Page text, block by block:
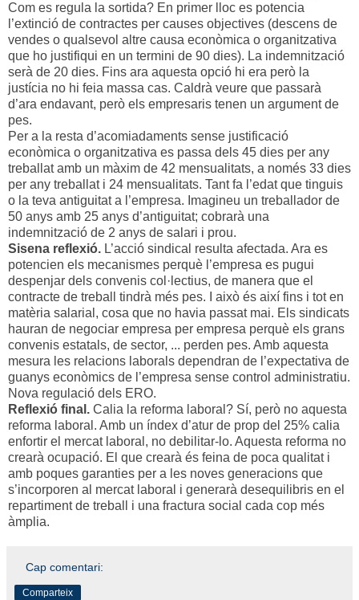
Com es regula la sortida? En primer lloc es potencia
l’extinció de contractes per causes objectives (descens de
vendes o qualsevol altre causa econòmica o organitzativa
que ho justifiqui en un termini de 90 dies). La indemnització
serà de 20 dies. Fins ara aquesta opció hi era però la
justícia no hi feia massa cas. Caldrà veure que passarà
d’ara endavant, però els empresaris tenen un argument de
pes.
Per a la resta d’acomiadaments sense justificació
econòmica o organitzativa es passa dels 45 dies per any
treballat amb un màxim de 42 mensualitats, a només 33 dies
per any treballat i 24 mensualitats. Tant fa l’edat que tinguis
o la teva antiguitat a l’empresa. Imagineu un treballador de
50 anys amb 25 anys d’antiguitat; cobrarà una
indemnització de 2 anys de salari i prou.
Sisena reflexió. L’acció sindical resulta afectada. Ara es
potencien els mecanismes perquè l’empresa es pugui
despenjar dels convenis col·lectius, de manera que el
contracte de treball tindrà més pes. I això és així fins i tot en
matèria salarial, cosa que no havia passat mai. Els sindicats
hauran de negociar empresa per empresa perquè els grans
convenis estatals, de sector, ... perden pes. Amb aquesta
mesura les relacions laborals dependran de l’expectativa de
guanys econòmics de l’empresa sense control administratiu.
Nova regulació dels ERO.
Reflexió final. Calia la reforma laboral? Sí, però no aquesta
reforma laboral. Amb un índex d’atur de prop del 25% calia
enfortir el mercat laboral, no debilitar-lo. Aquesta reforma no
crearà ocupació. El que crearà és feina de poca qualitat i
amb poques garanties per a les noves generacions que
s’incorporen al mercat laboral i generarà desequilibris en el
repartiment de treball i una fractura social cada cop més
àmplia.
Cap comentari:
Comparteix